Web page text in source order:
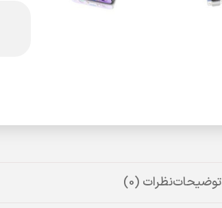
توضیحاتنظرات (0)